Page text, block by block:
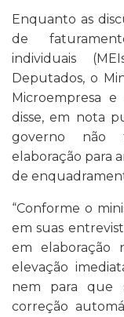
Enquanto as
de
individuais
Deputados, o
Microempresa
disse, em nota
governo não
elaboração para
de
“Conforme o
em suas
em elaboração
elevação
nem para que
correção